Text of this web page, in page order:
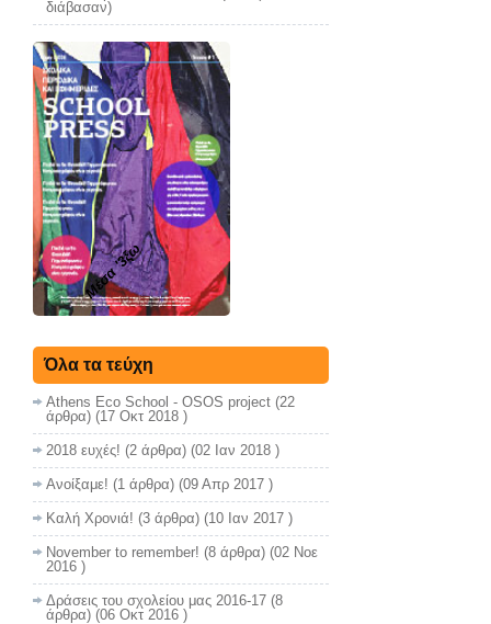
διάβασαν)
Μέσα '3ξω
Όλα τα τεύχη
Athens Eco School - OSOS project (22
άρθρα) (17 Οκτ 2018 )
2018 ευχές! (2 άρθρα) (02 Ιαν 2018 )
Ανοίξαμε! (1 άρθρα) (09 Απρ 2017 )
Καλή Χρονιά! (3 άρθρα) (10 Ιαν 2017 )
November to remember! (8 άρθρα) (02 Νοε
2016 )
Δράσεις του σχολείου μας 2016-17 (8
άρθρα) (06 Οκτ 2016 )